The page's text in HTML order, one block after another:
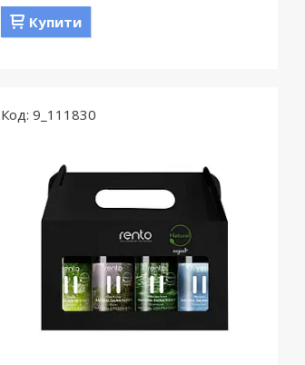
Купити
9_111830